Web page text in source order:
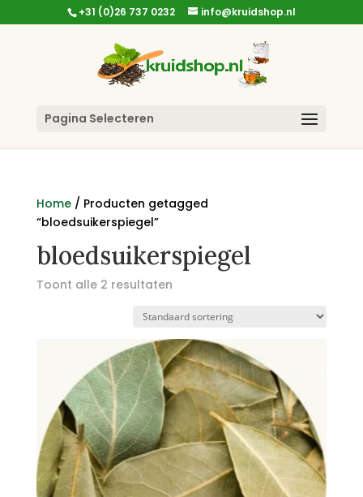
+31 (0)26 737 0232 info@kruidshop.nl
Pagina Selecteren
Home/ Producten getagged
“bloedsuikerspiegel”
bloedsuikerspiegel
Toont alle 2 resultaten